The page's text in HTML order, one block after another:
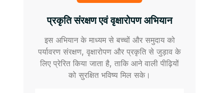
प्रकृति संरक्षण एवं वृक्षारोपण अभियान
इस अभियान के माध्यम से बच्चों और समुदाय को
पर्यावरण संरक्षण, वृक्षारोपण और प्रकृति से जुड़ाव के
लिए प्रेरित किया जाता है, ताकि आने वाली पीढ़ियों
को सुरक्षित भविष्य मिल सके।